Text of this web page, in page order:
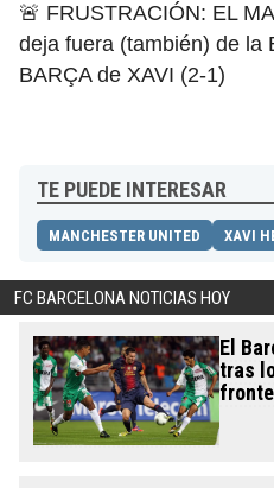
🚨 FRUSTRACIÓN: EL
deja fuera (también) de la
BARÇA de XAVI (2-1)
TE PUEDE INTERESAR
MANCHESTER UNITED XAVI
FC BARCELONA NOTICIAS HOY
El
tras